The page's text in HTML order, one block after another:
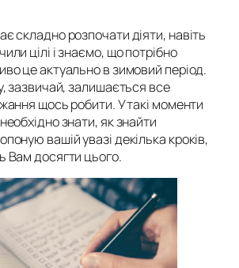
складно розпочати діяти, навіть
цілі і знаємо, що потрібно
це актуально в зимовий період.
зазвичай, залишається все
щось робити. У такі моменти
знати, як знайти
вашій увазі декілька кроків,
Вам досягти цього.